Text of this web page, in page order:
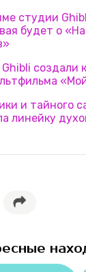
студии
будет о
создали
и тайного
линейку